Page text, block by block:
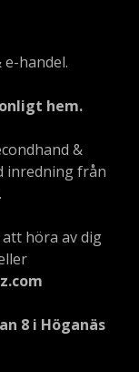
handel.
hem.
&
inredning från
höra av dig
8 i Höganäs